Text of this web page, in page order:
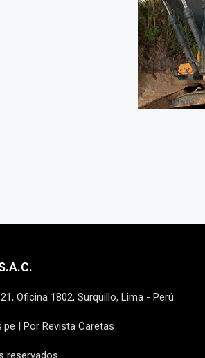
Oficina 1802, Surquillo, Lima - Perú
| Por Revista Caretas
reservados